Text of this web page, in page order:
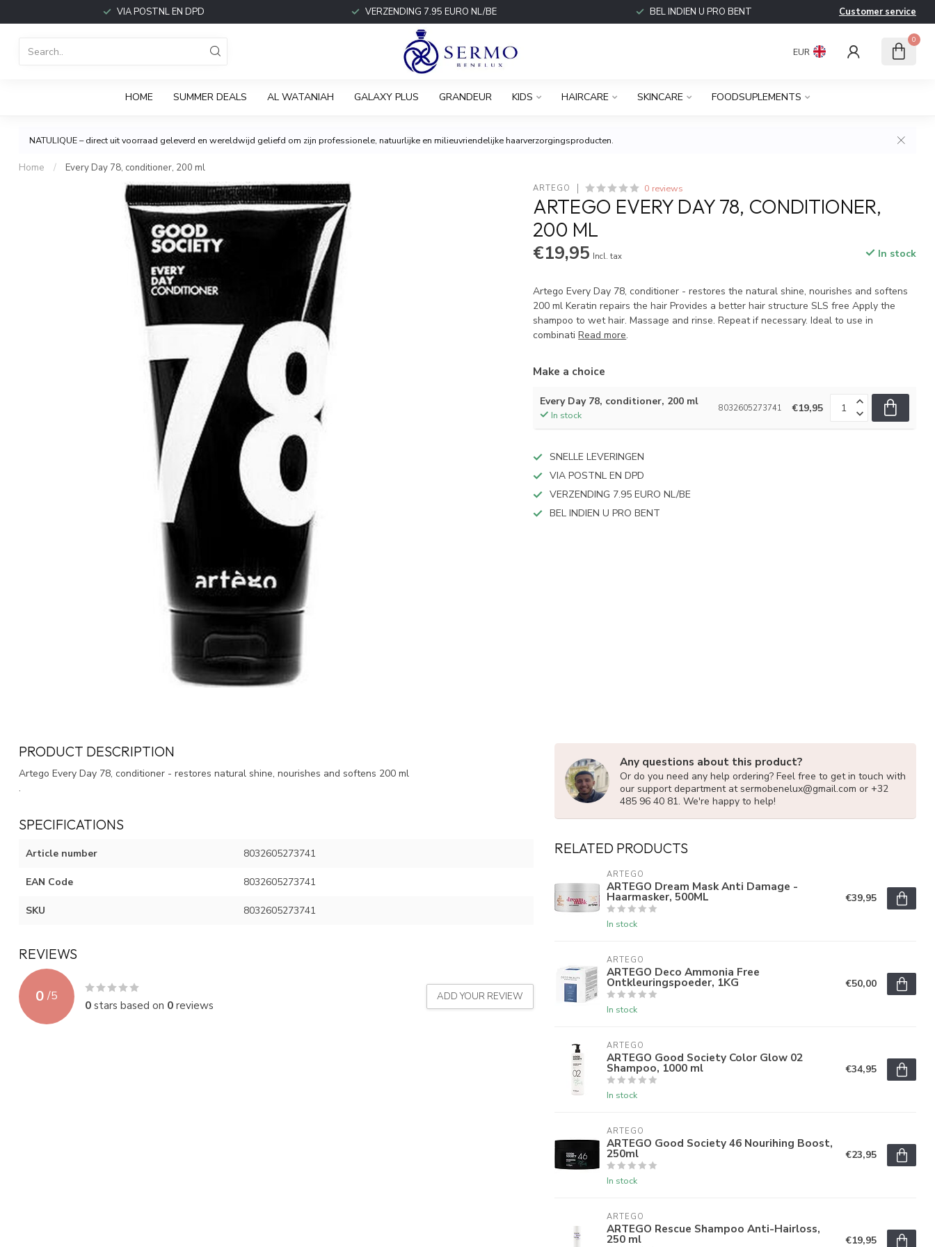
VIA POSTNL EN DPD VERZENDING 7.95 EURO NL/BE BEL INDIEN U PRO BENT Customer service
EUR
0
HOME SUMMER DEALS AL WATANIAH GALAXY PLUS GRANDEUR KIDS HAIRCARE SKINCARE FOODSUPLEMENTS
NATULIQUE – direct uit voorraad geleverd en wereldwijd geliefd om zijn professionele, natuurlijke en milieuvriendelijke haarverzorgingsproducten.
Home / Every Day 78, conditioner, 200 ml
ARTEGO 0 reviews
ARTEGO EVERY DAY 78, CONDITIONER,
200 ML
€19,95 Incl. tax In stock
Artego Every Day 78, conditioner - restores the natural shine, nourishes and softens
200 ml Keratin repairs the hair Provides a better hair structure SLS free Apply the
shampoo to wet hair. Massage and rinse. Repeat if necessary. Ideal to use in
combinatiRead more.
Make a choice
Every Day 78, conditioner, 200 ml
In stock
8032605273741 €19,95
SNELLE LEVERINGEN
VIA POSTNL EN DPD
VERZENDING 7.95 EURO NL/BE
BEL INDIEN U PRO BENT
PRODUCT DESCRIPTION
Artego Every Day 78, conditioner - restores natural shine, nourishes and softens 200 ml
.
SPECIFICATIONS
Article number 8032605273741
EAN Code 8032605273741
SKU 8032605273741
REVIEWS
0 /5
0stars based on 0reviews
ADD YOUR REVIEW
Any questions about this product?
Or do you need any help ordering? Feel free to get in touch with
our support department at sermobenelux@gmail.com or +32
485 96 40 81. We're happy to help!
RELATED PRODUCTS
ARTEGO
ARTEGO Dream Mask Anti Damage -
Haarmasker, 500ML
In stock
€39,95
ARTEGO
ARTEGO Deco Ammonia Free
Ontkleuringspoeder, 1KG
In stock
€50,00
ARTEGO
ARTEGO Good Society Color Glow 02
Shampoo, 1000 ml
In stock
€34,95
ARTEGO
ARTEGO Good Society 46 Nourihing Boost,
250ml
In stock
€23,95
ARTEGO
ARTEGO Rescue Shampoo Anti-Hairloss,
250 ml €19,95